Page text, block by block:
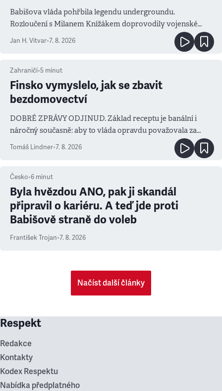
Babišova vláda pohřbila legendu undergroundu.
Rozloučení s Milanem Knížákem doprovodily vojenské
salvy i kritika pokrokářů
Jan H. Vitvar•7. 8. 2026
Zahraničí•5 minut
Finsko vymyslelo, jak se zbavit
bezdomovectví
DOBRÉ ZPRÁVY ODJINUD. Základ receptu je banální i
náročný současně: aby to vláda opravdu považovala za
prioritu
Tomáš Lindner•7. 8. 2026
Česko•6 minut
Byla hvězdou ANO, pak ji skandál
připravil o kariéru. A teď jde proti
Babišově straně do voleb
František Trojan•7. 8. 2026
Načíst další články
Respekt
Redakce
Kontakty
Kodex Respektu
Nabídka předplatného